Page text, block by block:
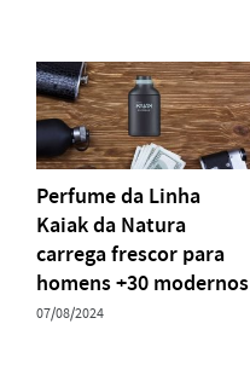
Perfume da Linha
Kaiak da Natura
carrega frescor para
homens +30 modernos
07/08/2024